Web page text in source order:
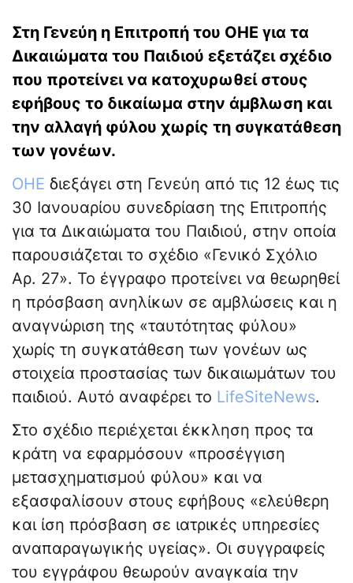
Στη Γενεύη η Επιτροπή του ΟΗΕ για τα
Δικαιώματα του Παιδιού εξετάζει σχέδιο
που προτείνει να κατοχυρωθεί στους
εφήβους το δικαίωμα στην άμβλωση και
την αλλαγή φύλου χωρίς τη συγκατάθεση
των γονέων.
ΟΗΕ διεξάγει στη Γενεύη από τις 12 έως τις
30 Ιανουαρίου συνεδρίαση της Επιτροπής
για τα Δικαιώματα του Παιδιού, στην οποία
παρουσιάζεται το σχέδιο «Γενικό Σχόλιο
Αρ. 27». Το έγγραφο προτείνει να θεωρηθεί
η πρόσβαση ανηλίκων σε αμβλώσεις και η
αναγνώριση της «ταυτότητας φύλου»
χωρίς τη συγκατάθεση των γονέων ως
στοιχεία προστασίας των δικαιωμάτων του
παιδιού. Αυτό αναφέρει το LifeSiteNews.
Στο σχέδιο περιέχεται έκκληση προς τα
κράτη να εφαρμόσουν «προσέγγιση
μετασχηματισμού φύλου» και να
εξασφαλίσουν στους εφήβους «ελεύθερη
και ίση πρόσβαση σε ιατρικές υπηρεσίες
αναπαραγωγικής υγείας». Οι συγγραφείς
του εγγράφου θεωρούν αναγκαία την